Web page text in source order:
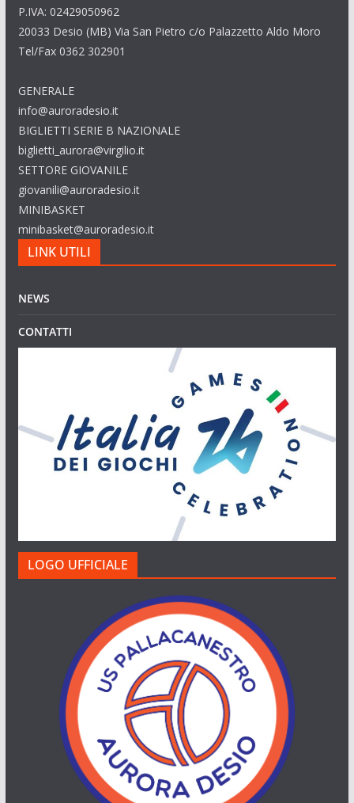
P.IVA: 02429050962
20033 Desio (MB) Via San Pietro c/o Palazzetto Aldo Moro
Tel/Fax 0362 302901
GENERALE
info@auroradesio.it
BIGLIETTI SERIE B NAZIONALE
biglietti_aurora@virgilio.it
SETTORE GIOVANILE
giovanili@auroradesio.it
MINIBASKET
minibasket@auroradesio.it
LINK UTILI
NEWS
CONTATTI
LOGO UFFICIALE